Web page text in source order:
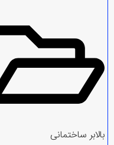
بالابر ساختمانی